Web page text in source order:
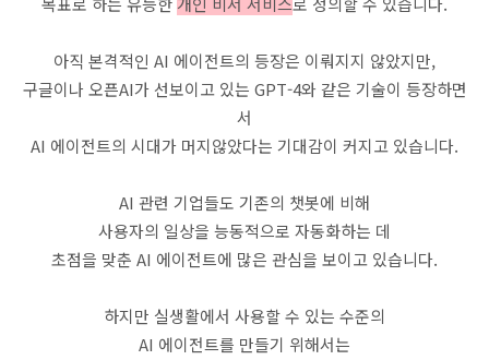
아직 본격적인 AI 에이전트의 등장은 이뤄지지 않았지만,
구글이나 오픈AI가 선보이고 있는 GPT-4와 같은 기술이 등장하면
서
AI 에이전트의 시대가 머지않았다는 기대감이 커지고 있습니다.
AI 관련 기업들도 기존의 챗봇에 비해
사용자의 일상을 능동적으로 자동화하는 데
초점을 맞춘 AI 에이전트에 많은 관심을 보이고 있습니다.
하지만 실생활에서 사용할 수 있는 수준의
AI 에이전트를 만들기 위해서는